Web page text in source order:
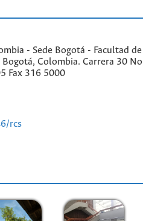
- Sede Bogotá - Facultad
Colombia. Carrera 30
Fax 316 5000
rcs